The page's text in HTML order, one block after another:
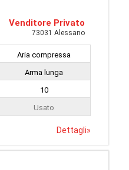
Venditore Privato
73031 Alessano
Aria compressa
Arma lunga
10
Usato
Dettagli»